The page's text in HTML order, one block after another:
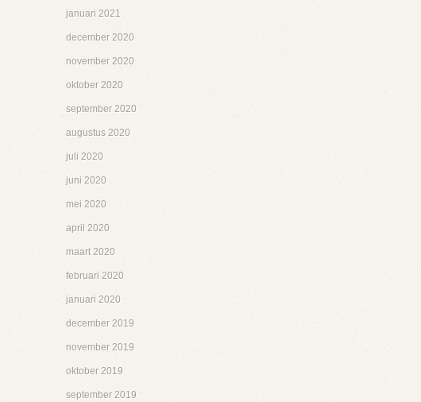
januari 2021
december 2020
november 2020
oktober 2020
september 2020
augustus 2020
juli 2020
juni 2020
mei 2020
april 2020
maart 2020
februari 2020
januari 2020
december 2019
november 2019
oktober 2019
september 2019